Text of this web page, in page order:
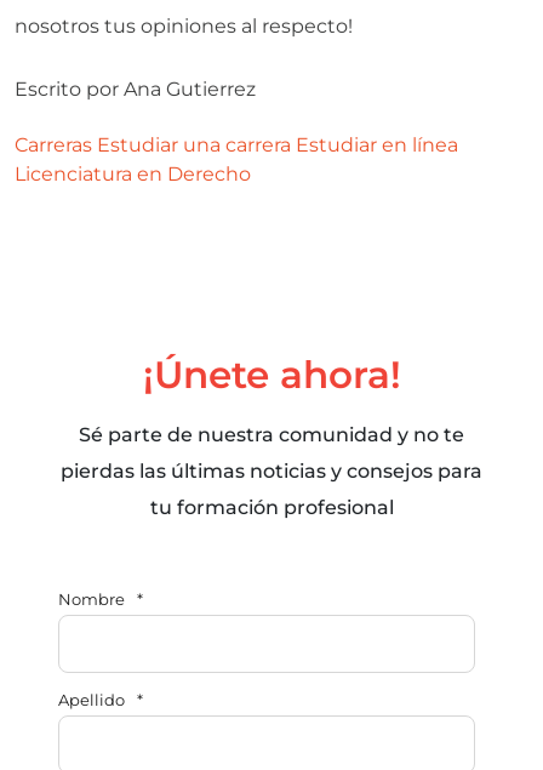
nosotros tus opiniones al respecto!
Escrito por Ana Gutierrez
Carreras Estudiar una carrera Estudiar en línea
Licenciatura en Derecho
¡Únete ahora!
Sé parte de nuestra comunidad y no te
pierdas las últimas noticias y consejos para
tu formación profesional
Nombre *
Apellido *